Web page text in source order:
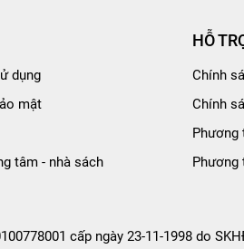
dụng
mật
tâm - nhà sách
HỖ
Chính
Chính
Phương
Phương
cấp ngày 23-11-1998 do